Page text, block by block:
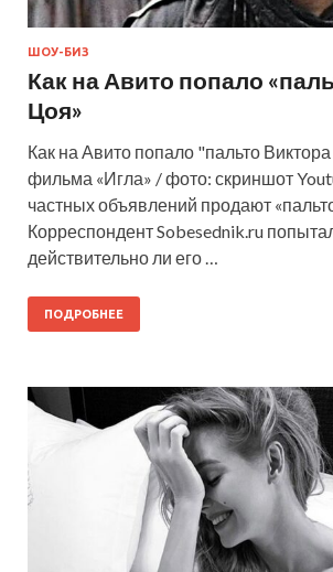
ШОУ-БИЗ
Как на Авито попало
Цоя»
Как на Авито попало "пальто
фильма «Игла» / фото: скриншот
частных объявлений продают
Корреспондент Sobesednik.ru
действительно ли его …
ПОДРОБНЕЕ